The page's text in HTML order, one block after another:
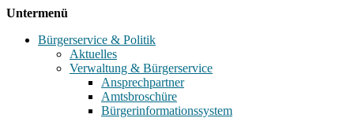
Untermenü
Bürgerservice & Politik
Aktuelles
Verwaltung & Bürgerservice
Ansprechpartner
Amtsbroschüre
Bürgerinformationssystem